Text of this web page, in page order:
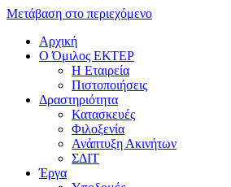
Μετάβαση στο περιεχόμενο
Αρχική
Ο Όμιλος ΕΚΤΕΡ
H Εταιρεία
Πιστοποιήσεις
Δραστηριότητα
Κατασκευές
Φιλοξενία
Ανάπτυξη Ακινήτων
ΣΔΙΤ
Έργα